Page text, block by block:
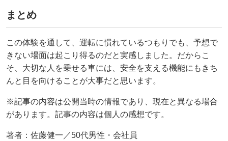
まとめ
この体験を通して、運転に慣れているつもりでも、予想で
きない場面は起こり得るのだと実感しました。だからこ
そ、大切な人を乗せる車には、安全を支える機能にもきち
んと目を向けることが大事だと思います。
※記事の内容は公開当時の情報であり、現在と異なる場合
があります。記事の内容は個人の感想です。
著者：佐藤健一／50代男性・会社員